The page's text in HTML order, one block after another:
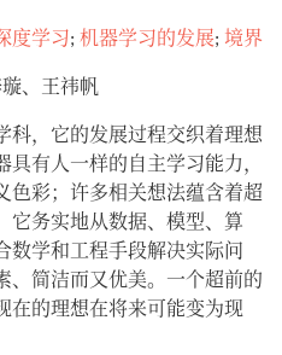
度学习; 机器学习的发展; 境界
、王祎帆
科，它的发展过程交织着理想
有人一样的自主学习能力，
色彩；许多相关想法蕴含着超
它务实地从数据、模型、算
数学和工程手段解决实际问
、简洁而又优美。一个超前的
在的理想在将来可能变为现